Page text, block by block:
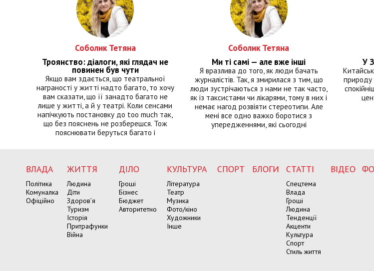
Соболик Тетяна
Троянство: діалоги, які глядач не
повинен був чути
Якщо вам здається, що театральної
награності у житті надто багато, то хочу
вам сказати, що її занадто багато не
лише у житті, а й у театрі. Коли сенсами
напічкують постановку до too much так,
що без пояснень не розберешся. Тож
пояснювати беруться багато і
Соболик Тетяна
Ми ті самі — але вже інші
Я вразлива до того, як люди бачать
журналістів. Так, я змирилася з тим, що
люди зустрічаються з нами не так часто,
як із таксистами чи лікарями, тому в них і
немає нагод розвіяти стереотипи. Але
мені все одно важко боротися з
упередженнями, які сьогодні
У
природу
ВЛАДА
Політика
Комуналка
Офіційно
ЖИТТЯ
Людина
Діти
Здоров’я
Туризм
Історія
Притрафунки
Війна
ДІЛО
Гроші
Бізнес
Бюджет
Авторитетно
КУЛЬТУРА
Література
Театр
Музика
Фото/кіно
Художники
Інше
СПОРТ БЛОГИ СТАТТІ
Спецтема
Влада
Гроші
Людина
Тенденції
Акценти
Культура
Спорт
Стиль життя
ВІДЕО